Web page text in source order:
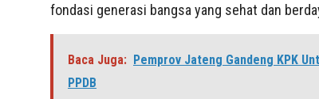
fondasi generasi bangsa yang sehat dan
Baca Juga: Pemprov Jateng Gandeng KPK
PPDB